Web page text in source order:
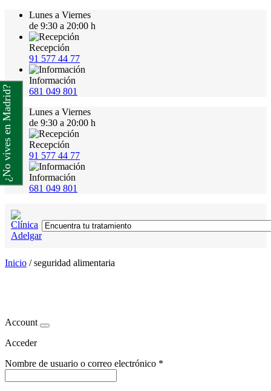
Lunes a Viernes
de 9:30 a 20:00 h
Recepción
91 577 44 77
Información
681 049 801
Lunes a Viernes
de 9:30 a 20:00 h
Recepción
91 577 44 77
Información
681 049 801
Inicio /seguridad alimentaria
Account
Acceder
Nombre de usuario o correo electrónico *
¿No vives en Madrid?